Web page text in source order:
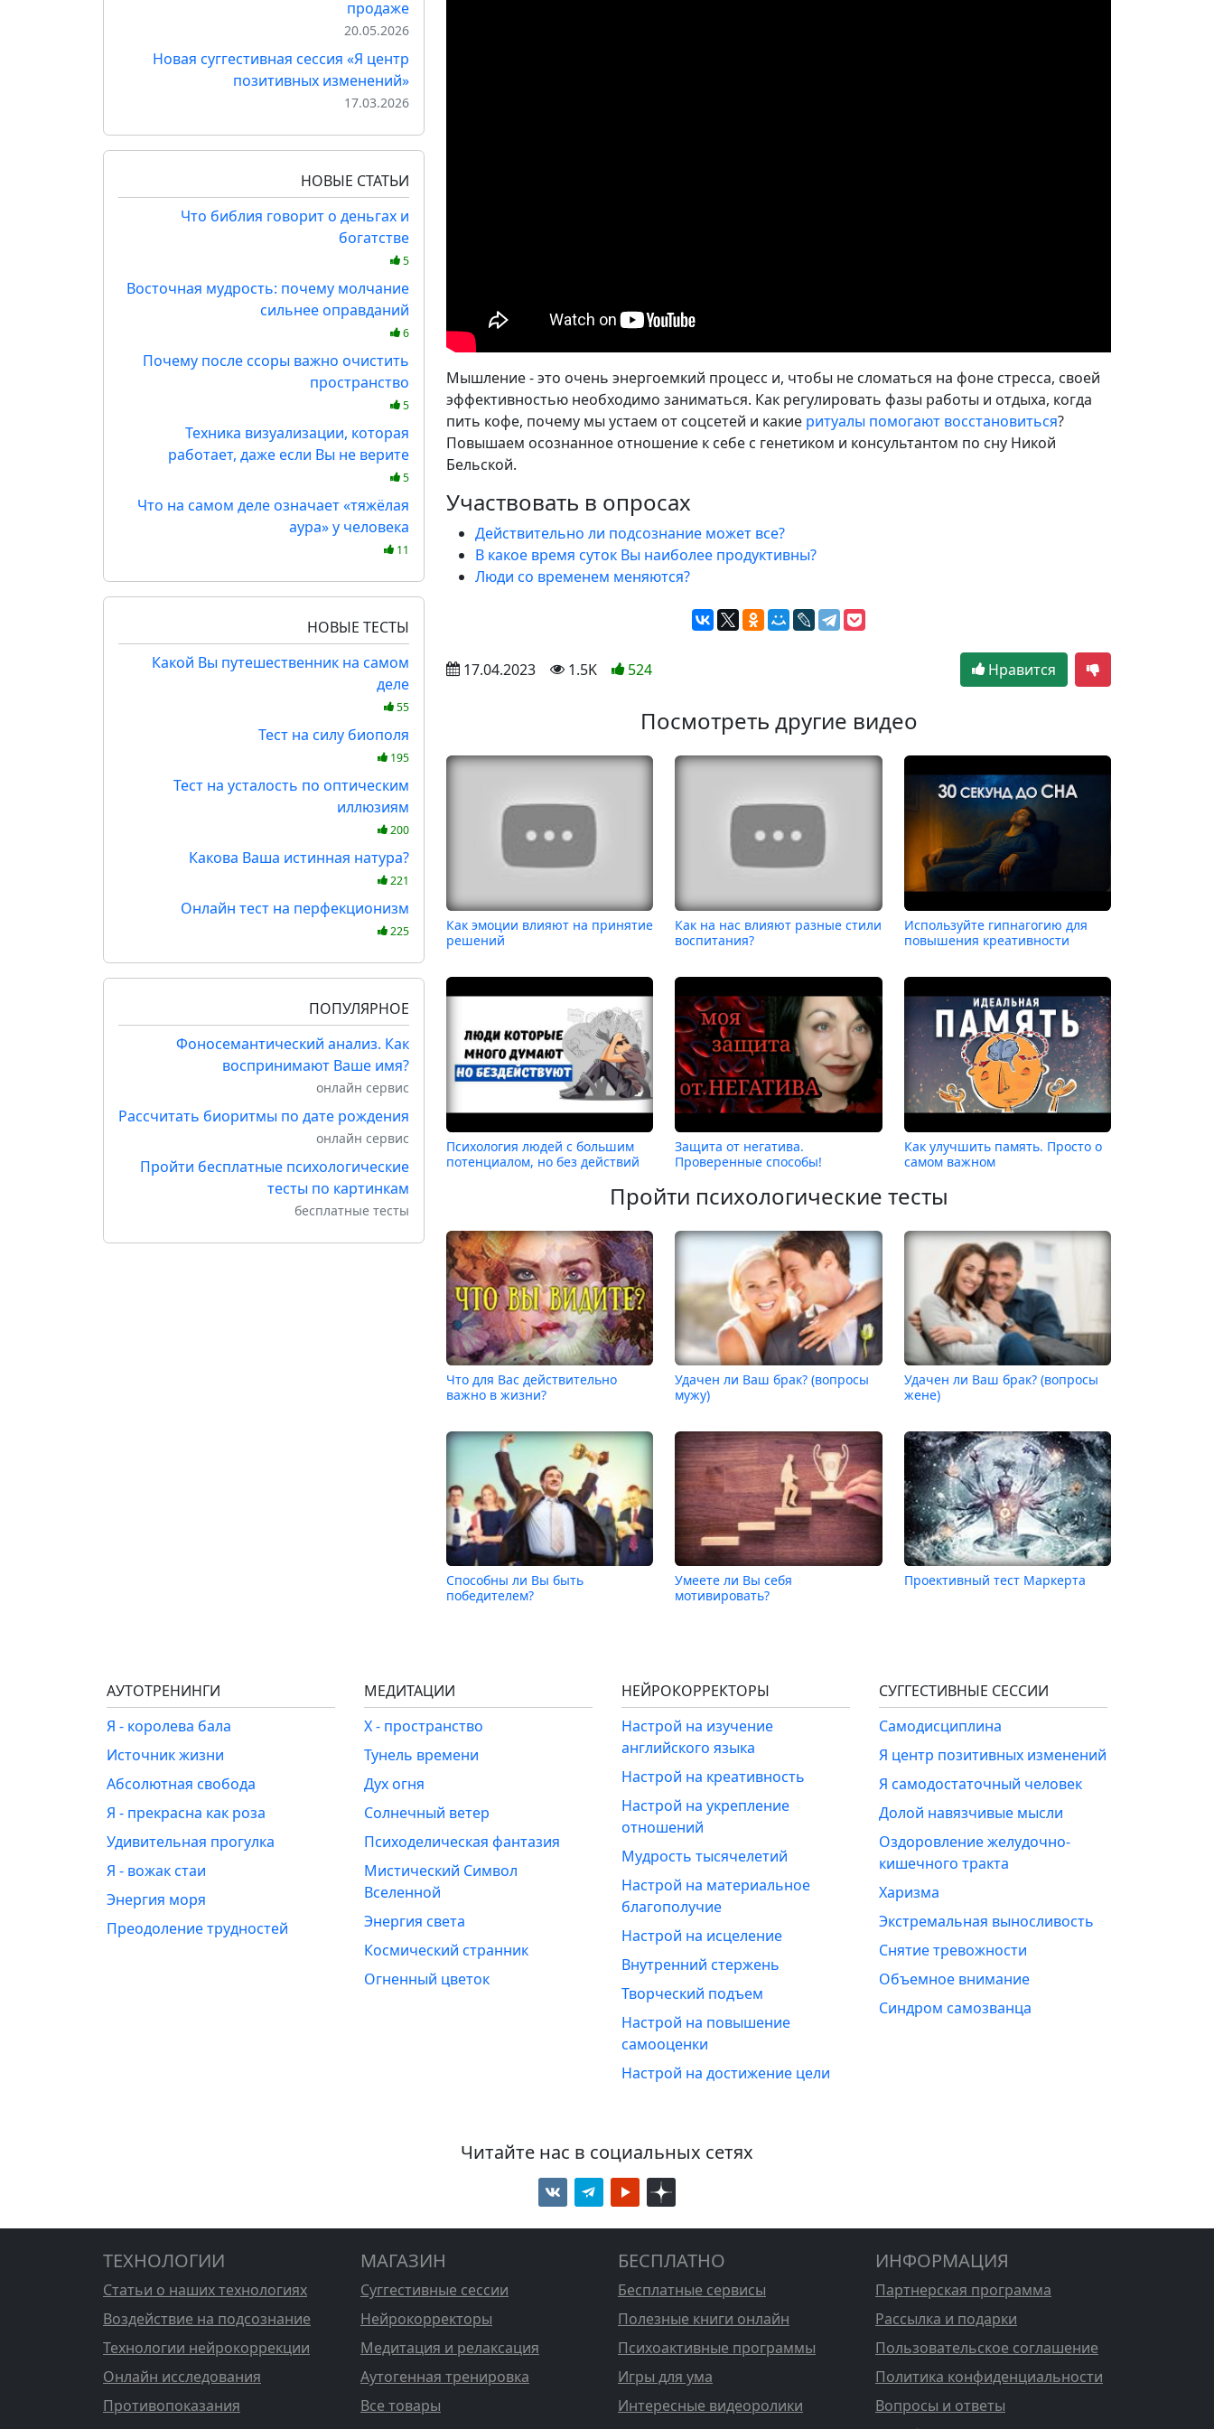
продаже
20.05.2026
Новая суггестивная сессия «Я центр
позитивных изменений»
17.03.2026
НОВЫЕ СТАТЬИ
Что библия говорит о деньгах и
богатстве
5
Восточная мудрость: почему молчание
сильнее оправданий
6
Почему после ссоры важно очистить
пространство
5
Техника визуализации, которая
работает, даже если Вы не верите
5
Что на самом деле означает «тяжёлая
аура» у человека
11
НОВЫЕ ТЕСТЫ
Какой Вы путешественник на самом
деле
55
Тест на силу биополя
195
Тест на усталость по оптическим
иллюзиям
200
Какова Ваша истинная натура?
221
Онлайн тест на перфекционизм
225
ПОПУЛЯРНОЕ
Фоносемантический анализ. Как
воспринимают Ваше имя?
онлайн сервис
Рассчитать биоритмы по дате рождения
онлайн сервис
Пройти бесплатные психологические
тесты по картинкам
бесплатные тесты
Мышление - это очень энергоемкий процесс и, чтобы не сломаться на фоне стресса, своей
эффективностью необходимо заниматься. Как регулировать фазы работы и отдыха, когда
пить кофе, почему мы устаем от соцсетей и какие ритуалы помогают восстановиться?
Повышаем осознанное отношение к себе с генетиком и консультантом по сну Никой
Бельской.
Участвовать в опросах
Действительно ли подсознание может все?
В какое время суток Вы наиболее продуктивны?
Люди со временем меняются?
17.04.2023 1.5K 524 Нравится
Посмотреть другие видео
Как эмоции влияют на принятие
решений
Как на нас влияют разные стили
воспитания?
Используйте гипнагогию для
повышения креативности
Психология людей с большим
потенциалом, но без действий
Защита от негатива.
Проверенные способы!
Как улучшить память. Просто о
самом важном
Пройти психологические тесты
Что для Вас действительно
важно в жизни?
Удачен ли Ваш брак? (вопросы
мужу)
Удачен ли Ваш брак? (вопросы
жене)
Способны ли Вы быть
победителем?
Умеете ли Вы себя
мотивировать?
Проективный тест Маркерта
АУТОТРЕНИНГИ
Я - королева бала
Источник жизни
Абсолютная свобода
Я - прекрасна как роза
Удивительная прогулка
Я - вожак стаи
Энергия моря
Преодоление трудностей
МЕДИТАЦИИ
Х - пространство
Тунель времени
Дух огня
Солнечный ветер
Психоделическая фантазия
Мистический Символ
Вселенной
Энергия света
Космический странник
Огненный цветок
НЕЙРОКОРРЕКТОРЫ
Настрой на изучение
английского языка
Настрой на креативность
Настрой на укрепление
отношений
Мудрость тысячелетий
Настрой на материальное
благополучие
Настрой на исцеление
Внутренний стержень
Творческий подъем
Настрой на повышение
самооценки
Настрой на достижение цели
СУГГЕСТИВНЫЕ СЕССИИ
Самодисциплина
Я центр позитивных изменений
Я самодостаточный человек
Долой навязчивые мысли
Оздоровление желудочно-
кишечного тракта
Харизма
Экстремальная выносливость
Снятие тревожности
Объемное внимание
Синдром самозванца
Читайте нас в социальных сетях
ТЕХНОЛОГИИ
Статьи о наших технологиях
Воздействие на подсознание
Технологии нейрокоррекции
Онлайн исследования
Противопоказания
МАГАЗИН
Суггестивные сессии
Нейрокорректоры
Медитация и релаксация
Аутогенная тренировка
Все товары
БЕСПЛАТНО
Бесплатные сервисы
Полезные книги онлайн
Психоактивные программы
Игры для ума
Интересные видеоролики
ИНФОРМАЦИЯ
Партнерская программа
Рассылка и подарки
Пользовательское соглашение
Политика конфиденциальности
Вопросы и ответы